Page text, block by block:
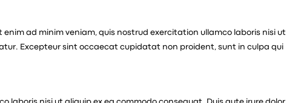
ad minim veniam, quis nostrud exercitation ullamco laboris nisi ut
Excepteur sint occaecat cupidatat non proident, sunt in culpa qui
laboris nisi ut aliquip ex ea commodo consequat. Duis aute irure dolor